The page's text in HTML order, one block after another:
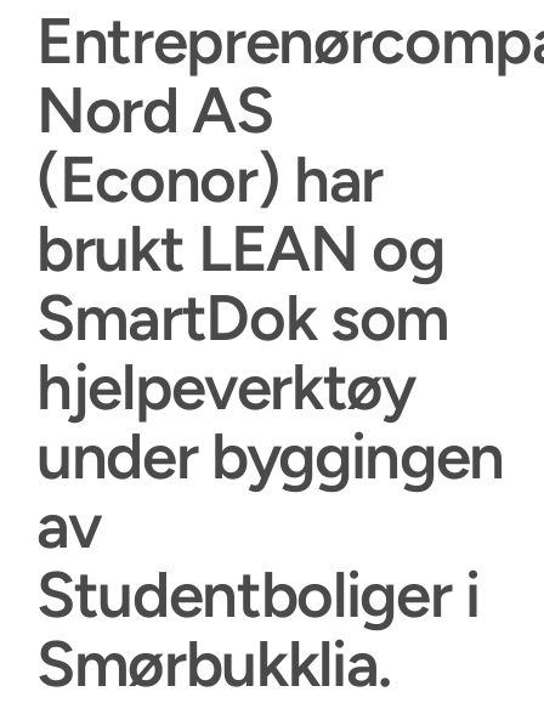
Nord AS
(Econor) har
brukt LEAN og
SmartDok som
hjelpeverktøy
under byggingen
av
Studentboliger i
Smørbukklia.